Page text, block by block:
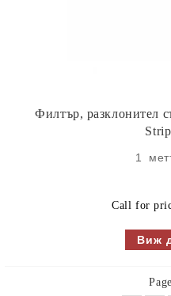
Филтър, разклонител
1
Call for
Виж